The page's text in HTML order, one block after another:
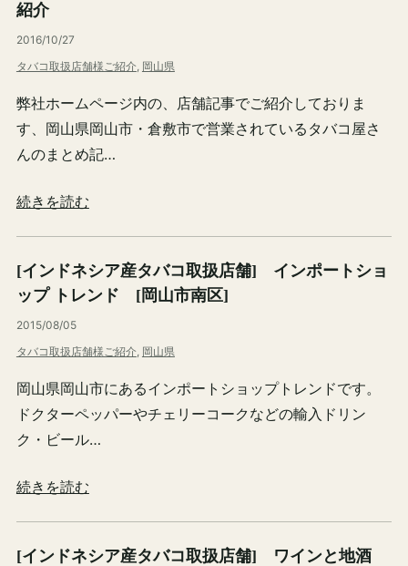
紹介
2016/10/27
タバコ取扱店舗様ご紹介, 岡山県
弊社ホームページ内の、店舗記事でご紹介しておりま
す、岡山県岡山市・倉敷市で営業されているタバコ屋さ
んのまとめ記…
続きを読む
[インドネシア産タバコ取扱店舗] インポートショ
ップ トレンド [岡山市南区]
2015/08/05
タバコ取扱店舗様ご紹介, 岡山県
岡山県岡山市にあるインポートショップトレンドです。
ドクターペッパーやチェリーコークなどの輸入ドリン
ク・ビール…
続きを読む
[インドネシア産タバコ取扱店舗] ワインと地酒